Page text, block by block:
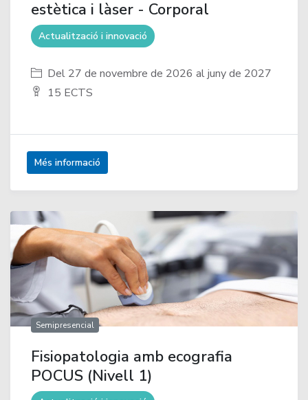
estètica i làser - Corporal
Actualització i innovació
Del 27 de novembre de 2026 al juny de 2027
15 ECTS
Més informació
Semipresencial
Fisiopatologia amb ecografia
POCUS (Nivell 1)